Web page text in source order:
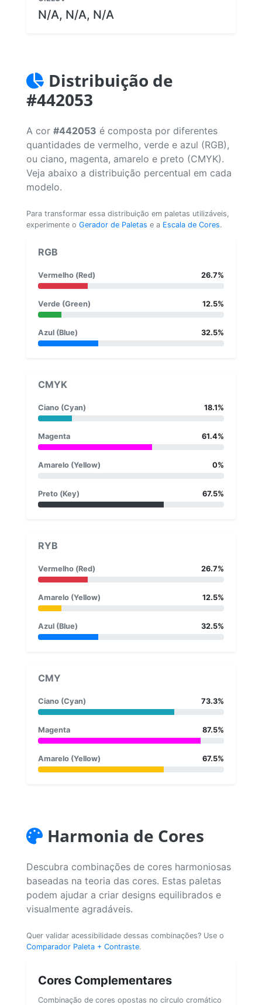
N/A, N/A, N/A
Distribuição de
#442053
A cor #442053 é composta por diferentes
quantidades de vermelho, verde e azul (RGB),
ou ciano, magenta, amarelo e preto (CMYK).
Veja abaixo a distribuição percentual em cada
modelo.
Para transformar essa distribuição em paletas utilizáveis,
experimente o Gerador de Paletas e a Escala de Cores.
RGB
Vermelho (Red) 26.7%
Verde (Green) 12.5%
Azul (Blue) 32.5%
CMYK
Ciano (Cyan) 18.1%
Magenta 61.4%
Amarelo (Yellow) 0%
Preto (Key) 67.5%
RYB
Vermelho (Red) 26.7%
Amarelo (Yellow) 12.5%
Azul (Blue) 32.5%
CMY
Ciano (Cyan) 73.3%
Magenta 87.5%
Amarelo (Yellow) 67.5%
Harmonia de Cores
Descubra combinações de cores harmoniosas
baseadas na teoria das cores. Estas paletas
podem ajudar a criar designs equilibrados e
visualmente agradáveis.
Quer validar acessibilidade dessas combinações? Use o
Comparador Paleta + Contraste.
Cores Complementares
Combinação de cores opostas no círculo cromático